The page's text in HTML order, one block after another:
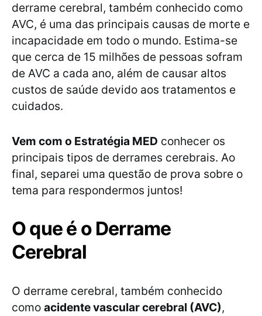
derrame cerebral, também conhecido como
AVC, é uma das principais causas de morte e
incapacidade em todo o mundo. Estima-se
que cerca de 15 milhões de pessoas sofram
de AVC a cada ano, além de causar altos
custos de saúde devido aos tratamentos e
cuidados.
Vem com o Estratégia MED conhecer os
principais tipos de derrames cerebrais. Ao
final, separei uma questão de prova sobre o
tema para respondermos juntos!
O que é o Derrame
Cerebral
O derrame cerebral, também conhecido
como acidente vascular cerebral (AVC),